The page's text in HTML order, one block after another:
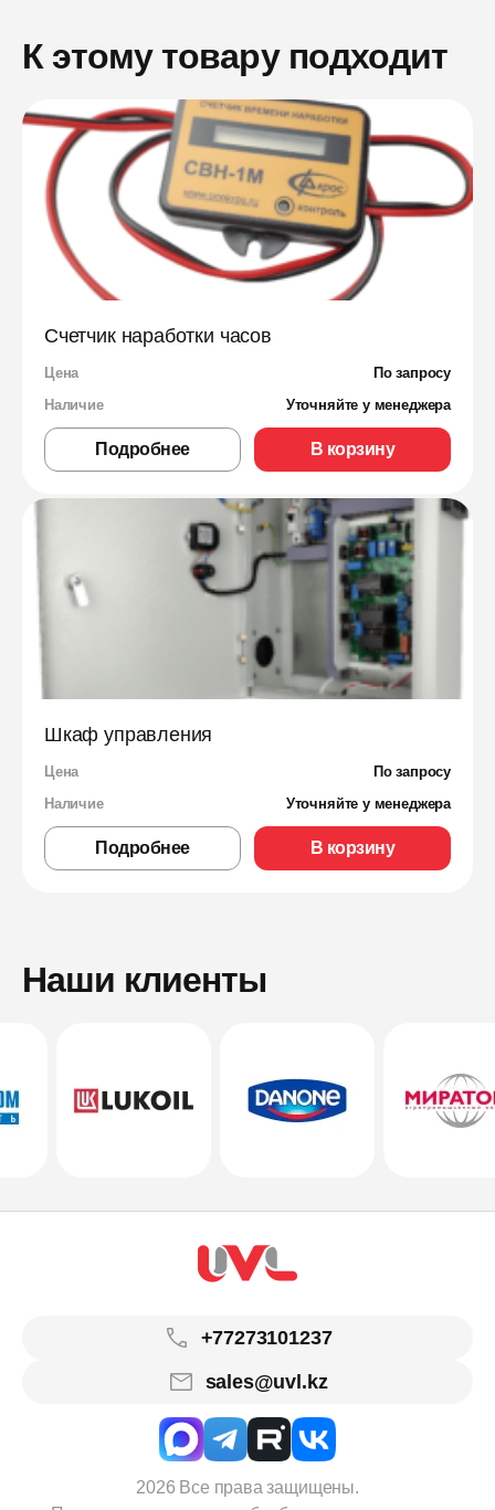
К этому товару подходит
Счетчик наработки часов
Цена
По запросу
Наличие
Уточняйте у менеджера
Подробнее В корзину
Шкаф управления
Цена
По запросу
Наличие
Уточняйте у менеджера
Подробнее В корзину
Наши клиенты
+77273101237
sales@uvl.kz
2026 Все права защищены.